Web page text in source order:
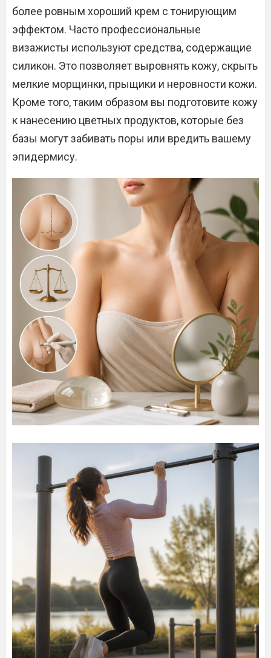
более ровным хороший крем с тонирующим
эффектом. Часто профессиональные
визажисты используют средства, содержащие
силикон. Это позволяет выровнять кожу, скрыть
мелкие морщинки, прыщики и неровности кожи.
Кроме того, таким образом вы подготовите кожу
к нанесению цветных продуктов, которые без
базы могут забивать поры или вредить вашему
эпидермису.